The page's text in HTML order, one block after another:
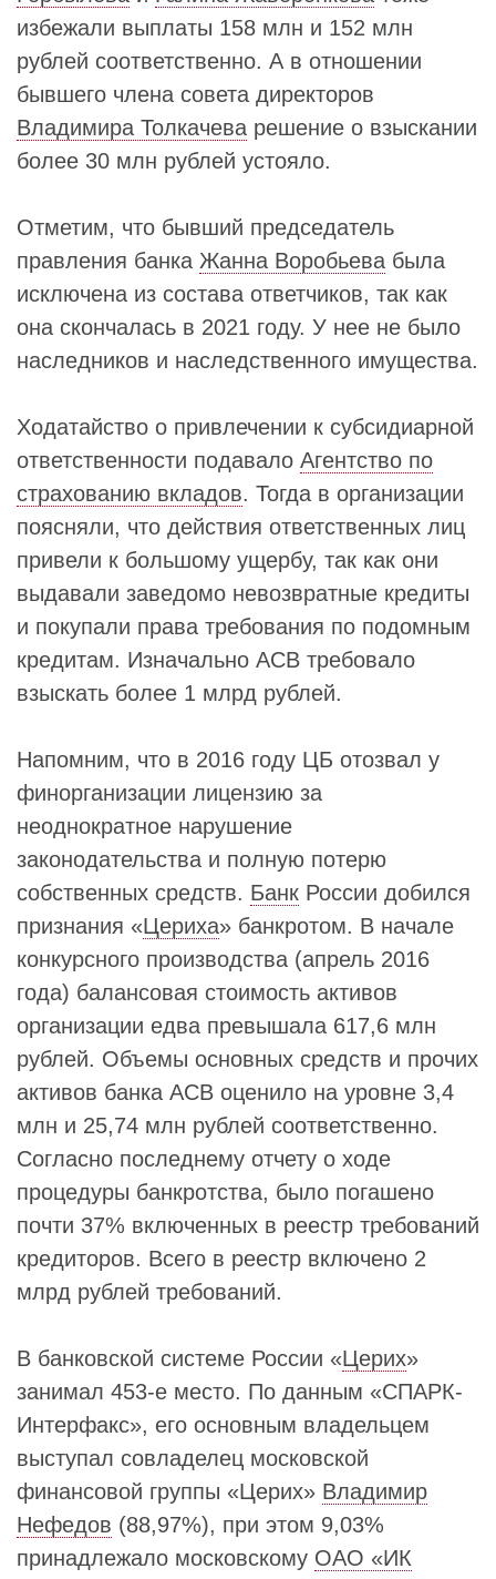
избежали выплаты 158 млн и 152 млн
рублей соответственно. А в отношении
бывшего члена совета директоров
Владимира Толкачева решение о взыскании
более 30 млн рублей устояло.
Отметим, что бывший председатель
правления банка Жанна Воробьева была
исключена из состава ответчиков, так как
она скончалась в 2021 году. У нее не было
наследников и наследственного имущества.
Ходатайство о привлечении к субсидиарной
ответственности подавало Агентство по
страхованию вкладов. Тогда в организации
поясняли, что действия ответственных лиц
привели к большому ущербу, так как они
выдавали заведомо невозвратные кредиты
и покупали права требования по подомным
кредитам. Изначально АСВ требовало
взыскать более 1 млрд рублей.
Напомним, что в 2016 году ЦБ отозвал у
финорганизации лицензию за
неоднократное нарушение
законодательства и полную потерю
собственных средств. Банк России добился
признания «Цериха» банкротом. В начале
конкурсного производства (апрель 2016
года) балансовая стоимость активов
организации едва превышала 617,6 млн
рублей. Объемы основных средств и прочих
активов банка АСВ оценило на уровне 3,4
млн и 25,74 млн рублей соответственно.
Согласно последнему отчету о ходе
процедуры банкротства, было погашено
почти 37% включенных в реестр требований
кредиторов. Всего в реестр включено 2
млрд рублей требований.
В банковской системе России «Церих»
занимал 453-е место. По данным «СПАРК-
Интерфакс», его основным владельцем
выступал совладелец московской
финансовой группы «Церих» Владимир
Нефедов (88,97%), при этом 9,03%
принадлежало московскому ОАО «ИК